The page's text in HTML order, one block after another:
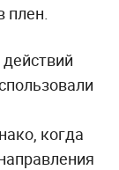
плен.
когда